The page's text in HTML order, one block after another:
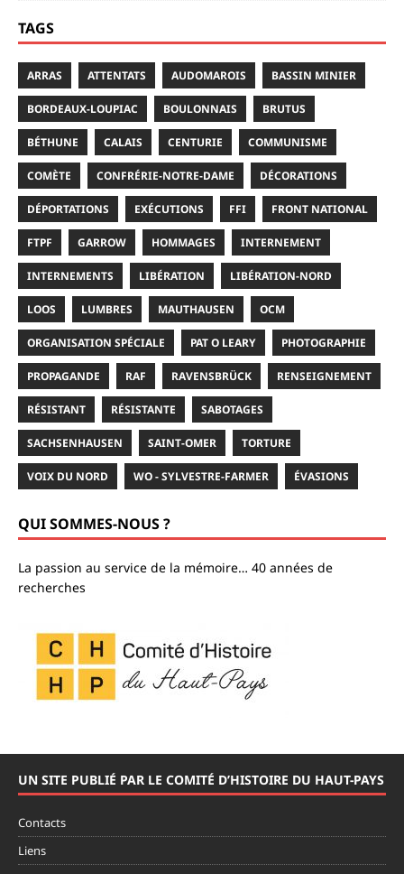
TAGS
ARRAS ATTENTATS AUDOMAROIS BASSIN MINIER
BORDEAUX-LOUPIAC BOULONNAIS BRUTUS
BÉTHUNE CALAIS CENTURIE COMMUNISME
COMÈTE CONFRÉRIE-NOTRE-DAME DÉCORATIONS
DÉPORTATIONS EXÉCUTIONS FFI FRONT NATIONAL
FTPF GARROW HOMMAGES INTERNEMENT
INTERNEMENTS LIBÉRATION LIBÉRATION-NORD
LOOS LUMBRES MAUTHAUSEN OCM
ORGANISATION SPÉCIALE PAT O LEARY PHOTOGRAPHIE
PROPAGANDE RAF RAVENSBRÜCK RENSEIGNEMENT
RÉSISTANT RÉSISTANTE SABOTAGES
SACHSENHAUSEN SAINT-OMER TORTURE
VOIX DU NORD WO - SYLVESTRE-FARMER ÉVASIONS
QUI SOMMES-NOUS ?
La passion au service de la mémoire… 40 années de
recherches
UN SITE PUBLIÉ PAR LE COMITÉ D’HISTOIRE DU HAUT-PAYS
Contacts
Liens